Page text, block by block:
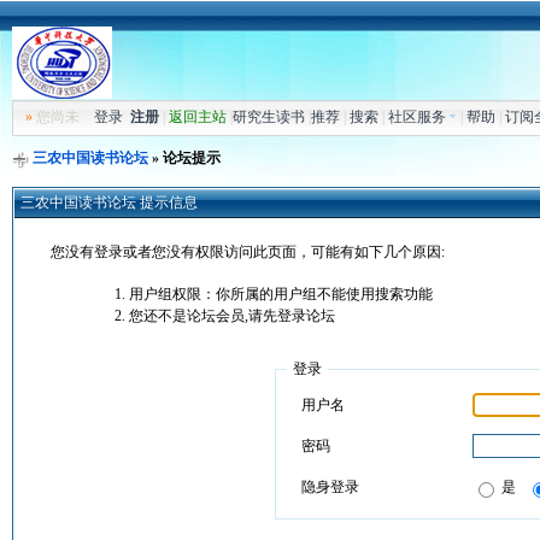
»您尚未 登录 注册| 返回主站| 研究生读书| 推荐| 搜索| 社区服务 帮助 订阅
三农中国读书论坛» 论坛提示
三农中国读书论坛 提示信息
您没有登录或者您没有权限访问此页面，可能有如下几个原因:
用户组权限：你所属的用户组不能使用搜索功能
您还不是论坛会员,请先登录论坛
登录
用户名
密码
隐身登录 是